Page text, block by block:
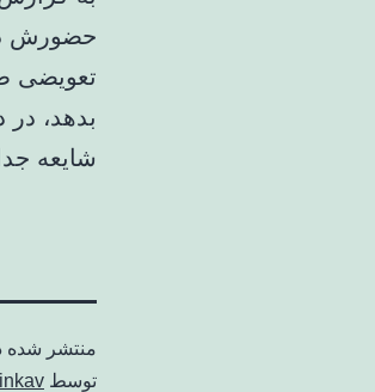
حضورش
تعویضی
بدهد،
شایعه
منتشر شده
توسط